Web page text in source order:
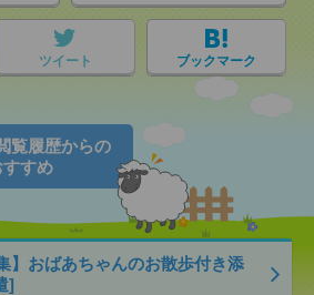
ツイート ブックマーク
覧履歴からの
すすめ
】おばあちゃんのお散歩付き添
]